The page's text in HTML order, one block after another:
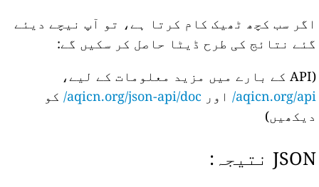
اگر سب کچھ ٹھیک کام کرتا ہے، تو آپ نیچے دیئے
گئے نتائج کی طرح ڈیٹا حاصل کر سکیں گے:
(API کے بارے میں مزید معلومات کے لیے،
aqicn.org/api/
اور aqicn.org/json-api/doc/ کو
دیکھیں)
JSON نتیجہ: